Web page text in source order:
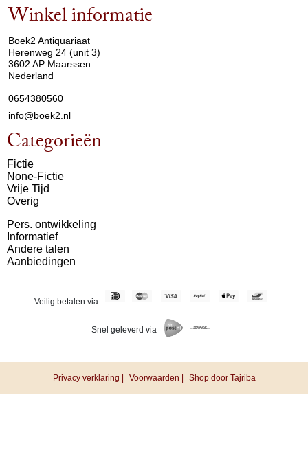
Winkel informatie
Boek2 Antiquariaat
Herenweg 24 (unit 3)
3602 AP Maarssen
Nederland
0654380560
info@boek2.nl
Categorieën
Fictie
None-Fictie
Vrije Tijd
Overig
Pers. ontwikkeling
Informatief
Andere talen
Aanbiedingen
Veilig betalen via
Snel geleverd via
Privacy verklaring | Voorwaarden | Shop door Tajriba